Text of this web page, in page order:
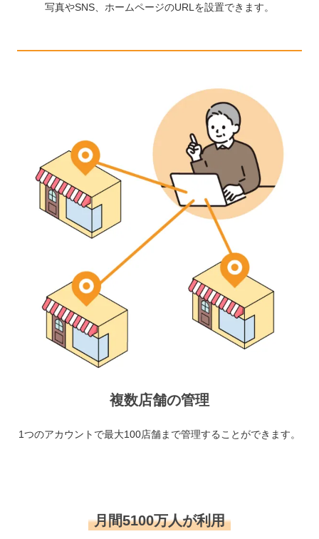
写真やSNS、ホームページのURLを設置できます。
複数店舗の管理
1つのアカウントで最大100店舗まで管理することができます。
月間5100万人が利用